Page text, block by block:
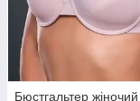
Бюстгальтер жіночий